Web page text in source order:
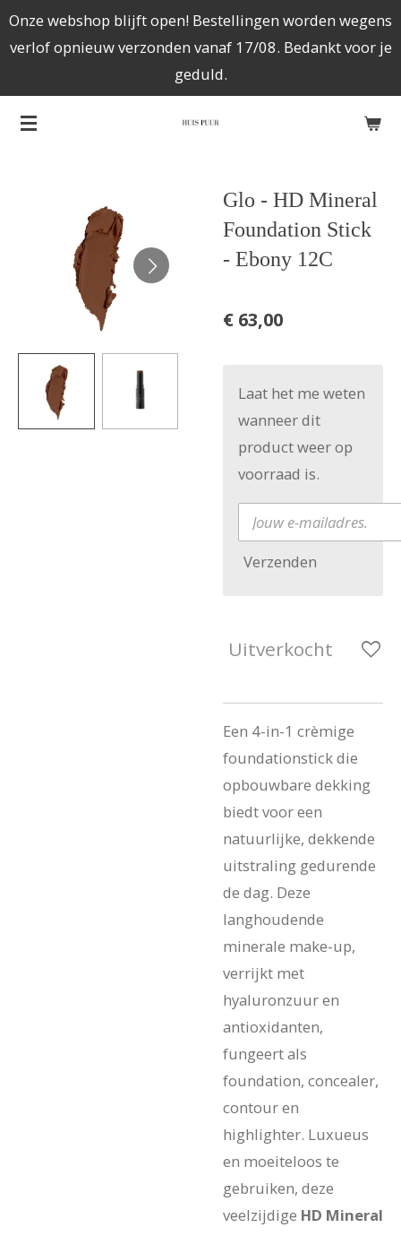
Ga
direct
de
hoofdinhoud
Onze webshop blijft open! Bestellingen worden wegens
verlof opnieuw verzonden vanaf 17/08. Bedankt voor je
geduld.
Glo - HD Mineral
Foundation Stick
- Ebony 12C
€ 63,00
Laat het me weten
wanneer dit
product weer op
voorraad is.
Verzenden
Uitverkocht
Een 4-in-1 crèmige
foundationstick die
opbouwbare dekking
biedt voor een
natuurlijke, dekkende
uitstraling gedurende
de dag. Deze
langhoudende
minerale make-up,
verrijkt met
hyaluronzuur en
antioxidanten,
fungeert als
foundation, concealer,
contour en
highlighter. Luxueus
en moeiteloos te
gebruiken, deze
veelzijdige HD Mineral